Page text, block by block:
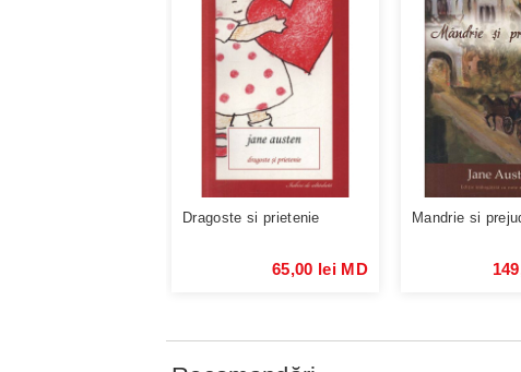
Dragoste si prietenie
65,00 lei MD
Mandrie si